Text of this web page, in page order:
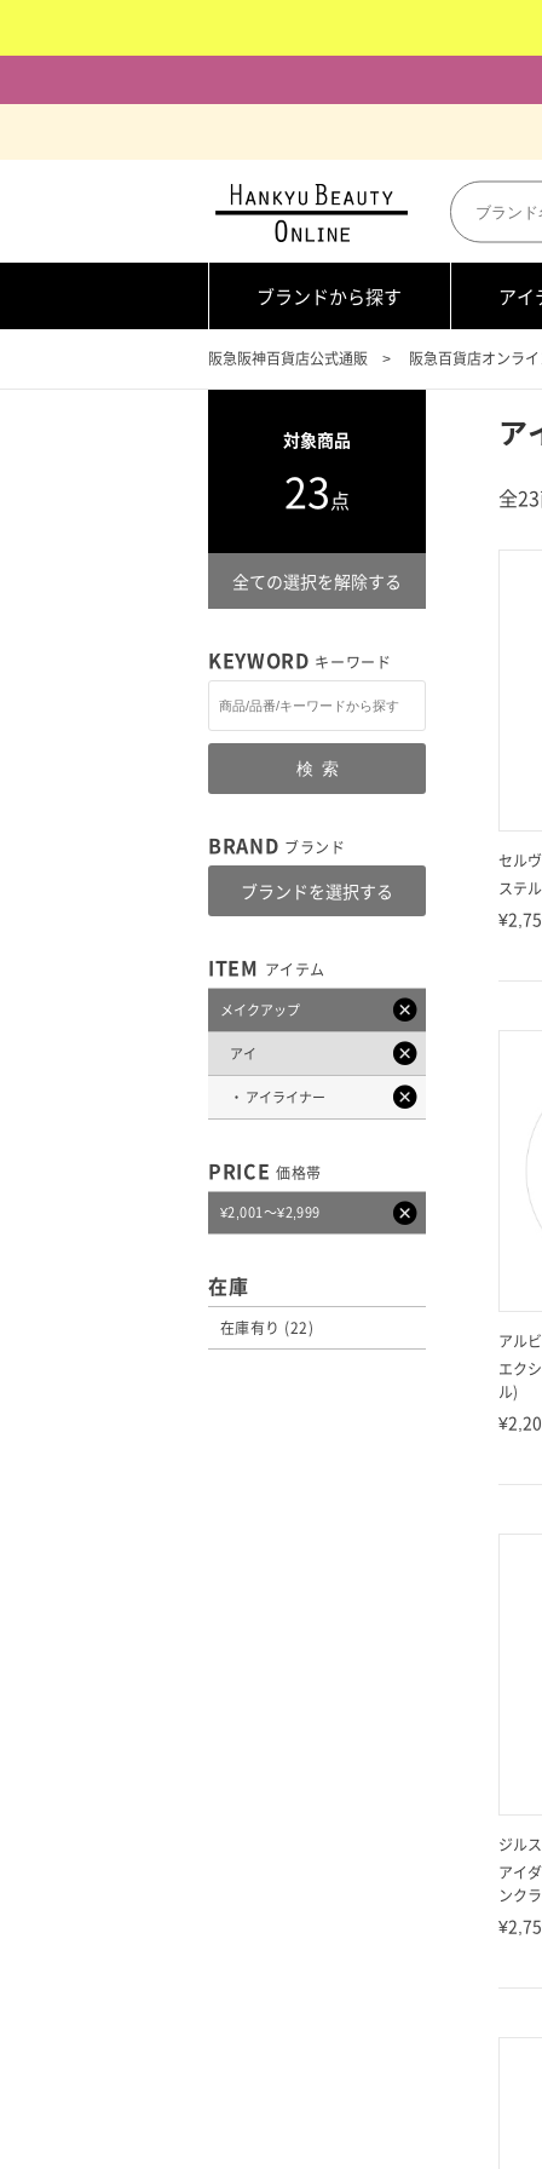
ブランドから探す アイ
阪急阪神百貨店公式通販 阪急百貨店オンラ
ア
全
セル
ステ
アル
エク
ル)
ジル
アイ
ンク
対象商品
23点
全ての選択を解除する
KEYWORD キーワード
検索
BRAND ブランド
ブランドを選択する
ITEM アイテム
メイクアップ
アイ
アイライナー
PRICE 価格帯
¥2,001～¥2,999
在庫
在庫有り (22)